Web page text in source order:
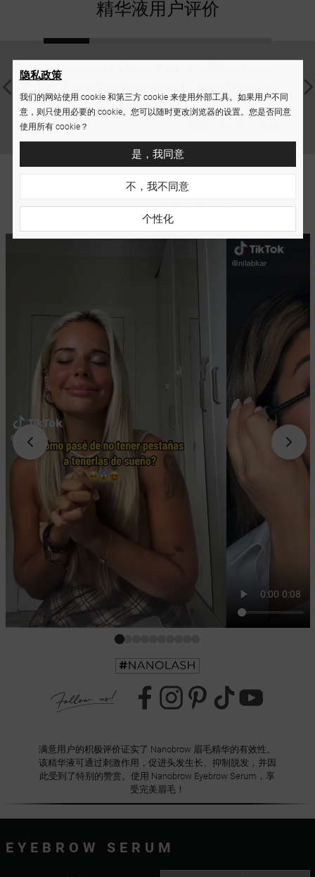
精华液用户评价
我一生都在与不规则的眉毛和不必要的间隙作斗
起来美丽自然！
糕。
满意用户的积极评价证实了 Nanobrow 眉毛精华的有效性。
该精华液可通过刺激作用，促进头发生长、抑制脱发，并因
此受到了特别的赞赏。使用 Nanobrow Eyebrow Serum，享
受完美眉毛！
EYEBROW SERUM
隐私政策
我们的网站使用 cookie 和第三方 cookie 来使用外部工具。如果用户不同
意，则只使用必要的 cookie。您可以随时更改浏览器的设置。您是否同意
使用所有 cookie？
是，我同意
不，我不同意
个性化